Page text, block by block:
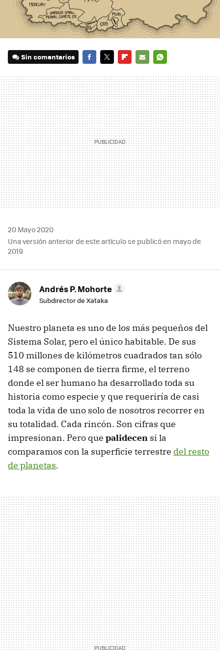
Sin comentarios
MAIL
20 Mayo 2020
Una versión anterior de este artículo se publicó en mayo de
2019
Andrés P. Mohorte
Subdirector de Xataka
Nuestro planeta es uno de los más pequeños del
Sistema Solar, pero el único habitable. De sus
510 millones de kilómetros cuadrados tan sólo
148 se componen de tierra firme, el terreno
donde el ser humano ha desarrollado toda su
historia como especie y que requeriría de casi
toda la vida de uno solo de nosotros recorrer en
su totalidad. Cada rincón. Son cifras que
impresionan. Pero que palidecen si la
comparamos con la superficie terrestre del resto
de planetas.